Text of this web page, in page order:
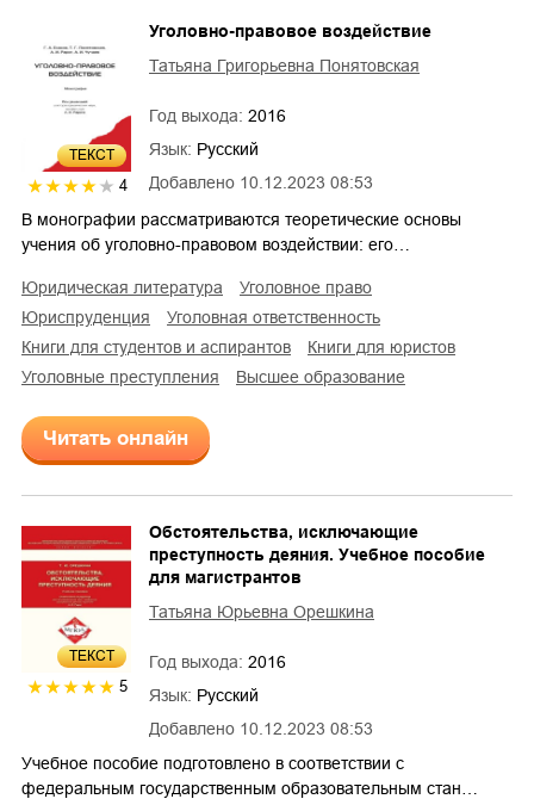
ТЕКСТ
4 Добавлено 10.12.2023 08:53
Уголовно-правовое воздействие
Татьяна Григорьевна Понятовская
Год выхода: 2016
Язык: Русский
В монографии рассматриваются теоретические основы
учения об уголовно-правовом воздействии: его…
юридическая литература
уголовное право
юриспруденция
уголовная ответственность
книги для студентов и аспирантов
книги для юристов
уголовные преступления
высшее образование
Читать онлайн
ТЕКСТ
5
Добавлено 10.12.2023 08:53
Обстоятельства, исключающие
преступность деяния. Учебное пособие
для магистрантов
Татьяна Юрьевна Орешкина
Год выхода: 2016
Язык: Русский
Учебное пособие подготовлено в соответствии с
федеральным государственным образовательным стан…